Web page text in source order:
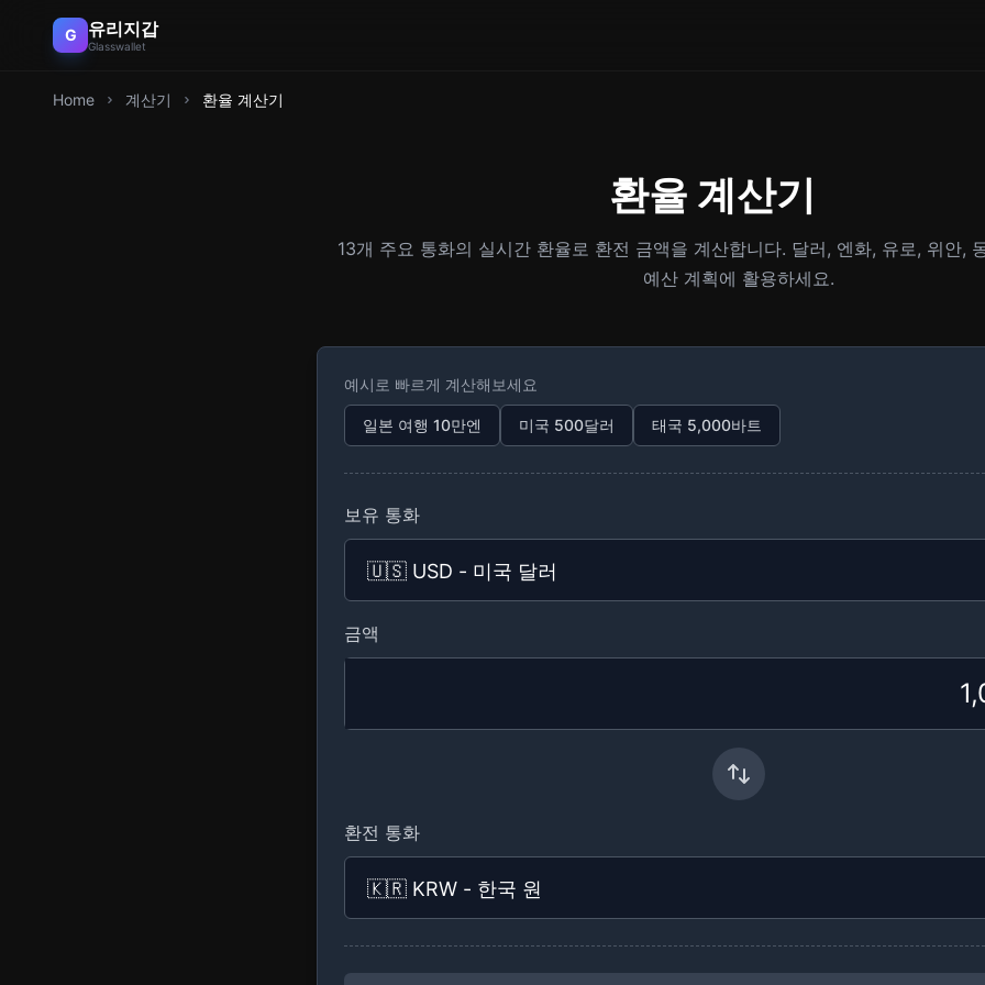
G 유리지갑
Glasswallet
Home 계산기 환율 계산기
환율 계산기
13개 주요 통화의 실시간 환율로 환전 금액을 계산합니다. 달러, 엔화, 유로, 위안,
예산 계획에 활용하세요.
예시로 빠르게 계산해보세요
일본 여행 10만엔 미국 500달러 태국 5,000바트
보유 통화
금액
환전 통화